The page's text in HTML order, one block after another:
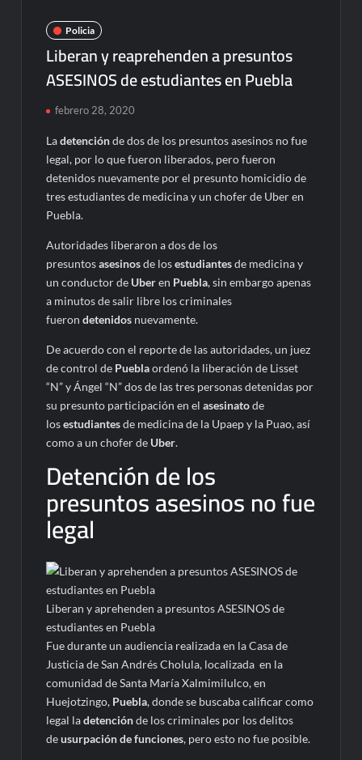
Policia
Liberan y reaprehenden a presuntos
ASESINOS de estudiantes en Puebla
febrero 28, 2020
Ladetenciónde dos de los presuntos asesinos no fue
legal, por lo que fueron liberados, pero fueron
detenidos nuevamente por el presunto homicidio de
tres estudiantes de medicina y un chofer de Uber en
Puebla.
Autoridades liberaron a dos de los
presuntosasesinosde losestudiantesde medicina y
un conductor de Uberen Puebla, sin embargo apenas
a minutos de salir libre los criminales
fuerondetenidos nuevamente.
De acuerdo con el reporte de las autoridades, un juez
de control de Pueblaordenó la liberación de Lisset
“N” y Ángel “N” dos de las tres personas detenidas por
su presunto participación en elasesinatode
losestudiantesde medicina de la Upaep y la Puao, así
como a un chofer de Uber.
Detención de los
presuntos asesinos no fue
legal
Liberan y aprehenden a presuntos ASESINOS de
estudiantes en Puebla
Fue durante un audiencia realizada en la Casa de
Justicia de San Andrés Cholula, localizada en la
comunidad de Santa María Xalmimilulco, en
Huejotzingo, Puebla, donde se buscaba calificar como
legal ladetenciónde los criminales por los delitos
deusurpación de funciones, pero esto no fue posible.